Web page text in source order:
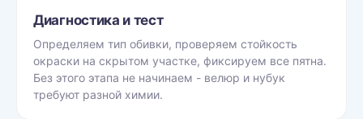
Диагностика и тест
Определяем тип обивки, проверяем стойкость
окраски на скрытом участке, фиксируем все пятна.
Без этого этапа не начинаем - велюр и нубук
требуют разной химии.